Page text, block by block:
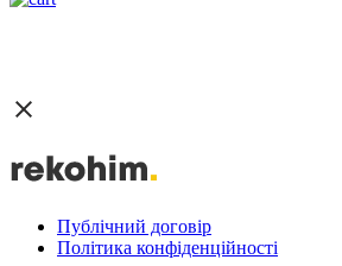
Публічний договір
Політика конфіденційності